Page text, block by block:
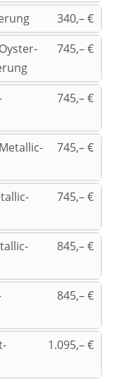
340,– €
745,– €
745,– €
745,– €
745,– €
845,– €
845,– €
1.095,– €